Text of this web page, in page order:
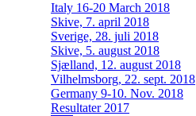
Italy 16-20 March 2018
Skive, 7. april 2018
Sverige, 28. juli 2018
Skive, 5. august 2018
Sjælland, 12. august 2018
Vilhelmsborg, 22. sept. 2018
Germany 9-10. Nov. 2018
Resultater 2017